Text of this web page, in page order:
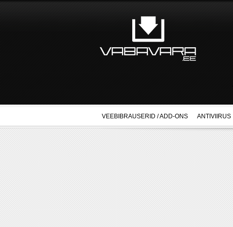
VEEBIBRAUSERID / ADD-ONS ANTIVIIRUS